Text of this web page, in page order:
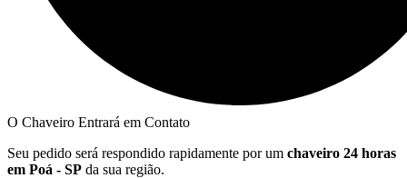
O Chaveiro Entrará em Contato
Seu pedido será respondido rapidamente por um chaveiro 24 horas
em Poá - SP da sua região.